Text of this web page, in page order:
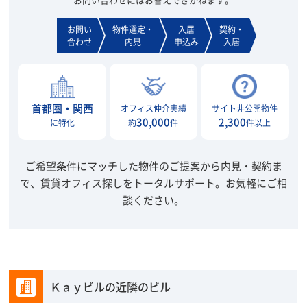
お問い
合わせ
物件選定・
内見
入居
申込み
契約・
入居
首都圏・関西
に特化
オフィス仲介実績
約30,000件
サイト非公開物件
2,300件以上
ご希望条件にマッチした物件のご提案から内見・契約ま
で、賃貸オフィス探しをトータルサポート。 お気軽にご相
談ください。
Ｋａｙビルの近隣のビル